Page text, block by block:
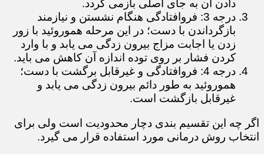
دادن آن به جای اصلی بازمی گردد.
درجه 3: فروافتادگی هنگام نشستن و نیازمند
بازگرداندن با دست؛ در این مرحله هموروئید با زور
زدن یا اجابت مزاج بیرون زدگی می یابد و با وارد
کردن فشار بر روی توده اندازه آن کاهش می باید.
درجه 4: فروافتادگی و غیرقابل برگشت با دست؛
هموروئید به طور دائم بیرون زدگی می یابد و
غیرقابل بازگشت است.
اگر چه این تقسیم بندی دچار محدودیت است ولی برای
انتخاب روش درمانی مورد استفاده قرار می گیرد.